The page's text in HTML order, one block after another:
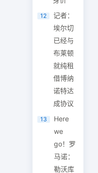
12
记者：
埃尔切
已经与
布莱顿
就纯租
借博纳
诺特达
成协议
13
Here
we
go！罗
马诺：
勒沃库